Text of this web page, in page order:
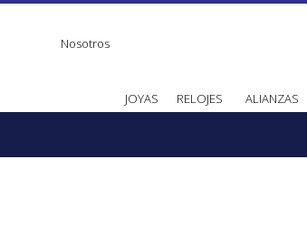
JOYAS RELOJES ALIANZAS
Nosotros